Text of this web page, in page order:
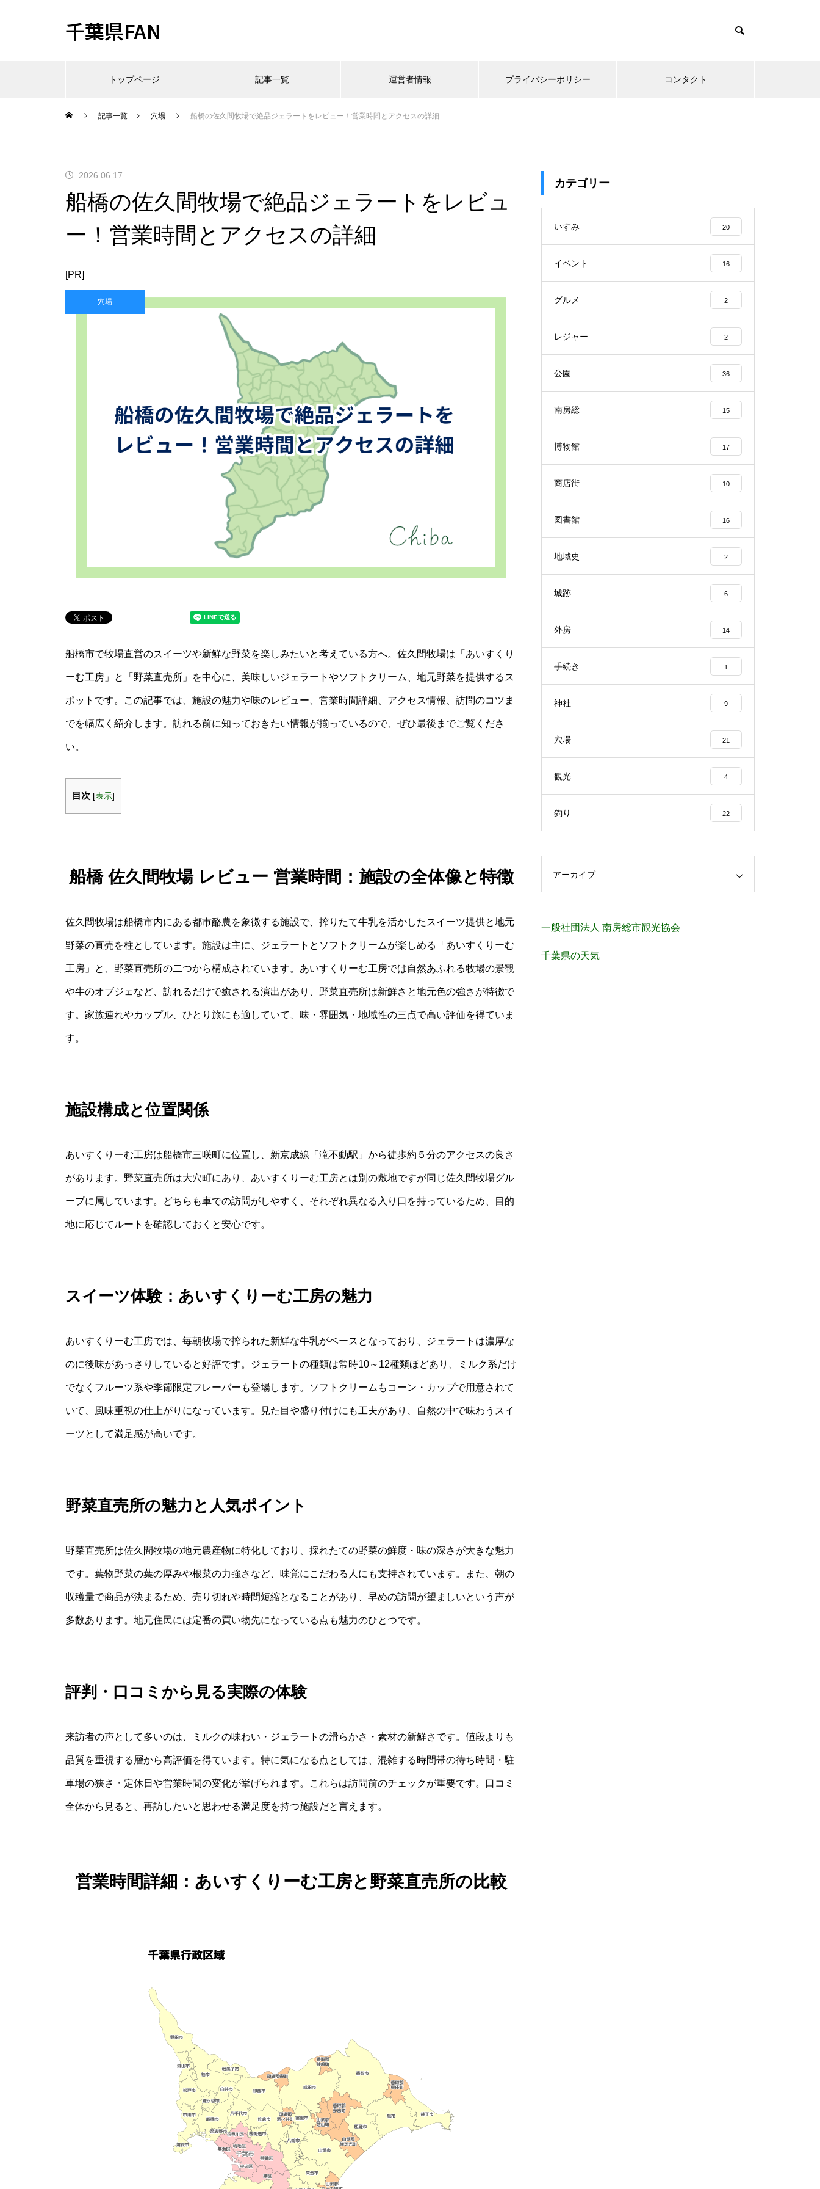
千葉県FAN
トップページ 記事一覧 運営者情報 プライバシーポリシー コンタクト
記事一覧 穴場 船橋の佐久間牧場で絶品ジェラートをレビュー！営業時間とアクセスの詳細
2026.06.17
船橋の佐久間牧場で絶品ジェラートをレビュ
ー！営業時間とアクセスの詳細
[PR]
穴場
船橋市で牧場直営のスイーツや新鮮な野菜を楽しみたいと考えている方へ。佐久間牧場は「あいすくり
ーむ工房」と「野菜直売所」を中心に、美味しいジェラートやソフトクリーム、地元野菜を提供するス
ポットです。この記事では、施設の魅力や味のレビュー、営業時間詳細、アクセス情報、訪問のコツま
でを幅広く紹介します。訪れる前に知っておきたい情報が揃っているので、ぜひ最後までご覧くださ
い。
目次 [表示]
船橋 佐久間牧場 レビュー 営業時間：施設の全体像と特徴
佐久間牧場は船橋市内にある都市酪農を象徴する施設で、搾りたて牛乳を活かしたスイーツ提供と地元
野菜の直売を柱としています。施設は主に、ジェラートとソフトクリームが楽しめる「あいすくりーむ
工房」と、野菜直売所の二つから構成されています。あいすくりーむ工房では自然あふれる牧場の景観
や牛のオブジェなど、訪れるだけで癒される演出があり、野菜直売所は新鮮さと地元色の強さが特徴で
す。家族連れやカップル、ひとり旅にも適していて、味・雰囲気・地域性の三点で高い評価を得ていま
す。
施設構成と位置関係
あいすくりーむ工房は船橋市三咲町に位置し、新京成線「滝不動駅」から徒歩約５分のアクセスの良さ
があります。野菜直売所は大穴町にあり、あいすくりーむ工房とは別の敷地ですが同じ佐久間牧場グル
ープに属しています。どちらも車での訪問がしやすく、それぞれ異なる入り口を持っているため、目的
地に応じてルートを確認しておくと安心です。
スイーツ体験：あいすくりーむ工房の魅力
あいすくりーむ工房では、毎朝牧場で搾られた新鮮な牛乳がベースとなっており、ジェラートは濃厚な
のに後味があっさりしていると好評です。ジェラートの種類は常時10～12種類ほどあり、ミルク系だけ
でなくフルーツ系や季節限定フレーバーも登場します。ソフトクリームもコーン・カップで用意されて
いて、風味重視の仕上がりになっています。見た目や盛り付けにも工夫があり、自然の中で味わうスイ
ーツとして満足感が高いです。
野菜直売所の魅力と人気ポイント
野菜直売所は佐久間牧場の地元農産物に特化しており、採れたての野菜の鮮度・味の深さが大きな魅力
です。葉物野菜の葉の厚みや根菜の力強さなど、味覚にこだわる人にも支持されています。また、朝の
収穫量で商品が決まるため、売り切れや時間短縮となることがあり、早めの訪問が望ましいという声が
多数あります。地元住民には定番の買い物先になっている点も魅力のひとつです。
評判・口コミから見る実際の体験
来訪者の声として多いのは、ミルクの味わい・ジェラートの滑らかさ・素材の新鮮さです。値段よりも
品質を重視する層から高評価を得ています。特に気になる点としては、混雑する時間帯の待ち時間・駐
車場の狭さ・定休日や営業時間の変化が挙げられます。これらは訪問前のチェックが重要です。口コミ
全体から見ると、再訪したいと思わせる満足度を持つ施設だと言えます。
営業時間詳細：あいすくりーむ工房と野菜直売所の比較
カテゴリー
いすみ 20
イベント 16
グルメ 2
レジャー 2
公園 36
南房総 15
博物館 17
商店街 10
図書館 16
地域史 2
城跡 6
外房 14
手続き 1
神社 9
穴場 21
観光 4
釣り 22
アーカイブ
一般社団法人 南房総市観光協会
千葉県の天気